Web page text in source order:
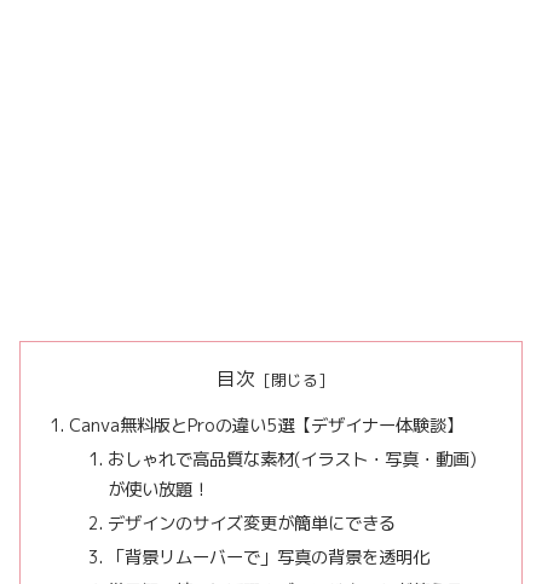
目次
Canva無料版とProの違い5選【デザイナー体験談】
おしゃれで高品質な素材(イラスト・写真・動画)
が使い放題！
デザインのサイズ変更が簡単にできる
「背景リムーバーで」写真の背景を透明化